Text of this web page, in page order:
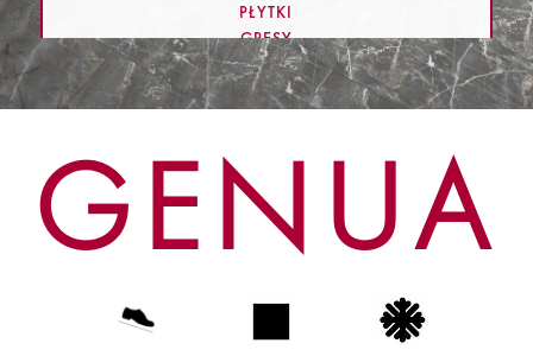
PŁYTKI
GRESY
GENUA
GENUA